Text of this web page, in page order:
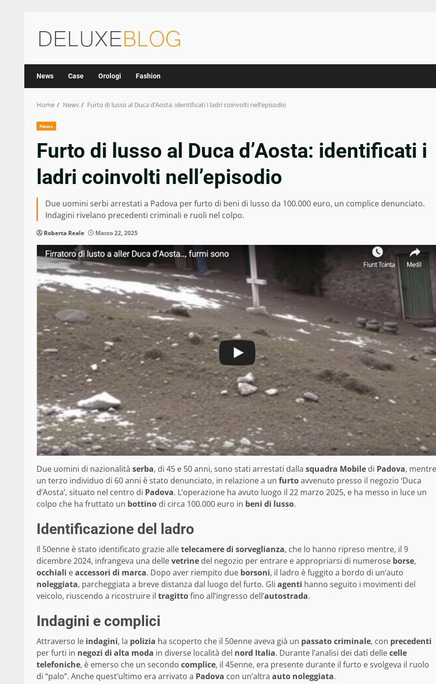
content
News Case Orologi Fashion
Home News Furto di lusso al Duca d’Aosta: identificati i ladri coinvolti nell’episodio
News
Furto di lusso al Duca d’Aosta: identificati i
ladri coinvolti nell’episodio
Due uomini serbi arrestati a Padova per furto di beni di lusso da 100.000 euro, un complice denunciato.
Indagini rivelano precedenti criminali e ruoli nel colpo.
Roberta Reale Marzo 22, 2025
Due uomini di nazionalità serba, di 45 e 50 anni, sono stati arrestati dalla squadra Mobile di Padova, mentre
un terzo individuo di 60 anni è stato denunciato, in relazione a un furtoavvenuto presso il negozio ‘Duca
d’Aosta’, situato nel centro di Padova. L’operazione ha avuto luogo il 22 marzo 2025, e ha messo in luce un
colpo che ha fruttato un bottino di circa 100.000 euro in beni di lusso.
Identificazione del ladro
Il 50enne è stato identificato grazie alletelecamere di sorveglianza, che lo hanno ripreso mentre, il 9
dicembre 2024, infrangeva una dellevetrine del negozio per entrare e appropriarsi di numerose borse,
occhiali eaccessori di marca. Dopo aver riempito due borsoni, il ladro è fuggito a bordo di un’auto
noleggiata, parcheggiata a breve distanza dal luogo del furto. Gli agenti hanno seguito i movimenti del
veicolo, riuscendo a ricostruire il tragittofino all’ingresso dell’autostrada.
Indagini e complici
Attraverso le indagini, la polizia ha scoperto che il 50enne aveva già un passato criminale, con precedenti
per furti in negozi di alta moda in diverse località del nord Italia. Durante l’analisi dei dati dellecelle
telefoniche, è emerso che un secondo complice, il 45enne, era presente durante il furto e svolgeva il ruolo
di “palo”. Anche quest’ultimo era arrivato a Padova con un’altra auto noleggiata.